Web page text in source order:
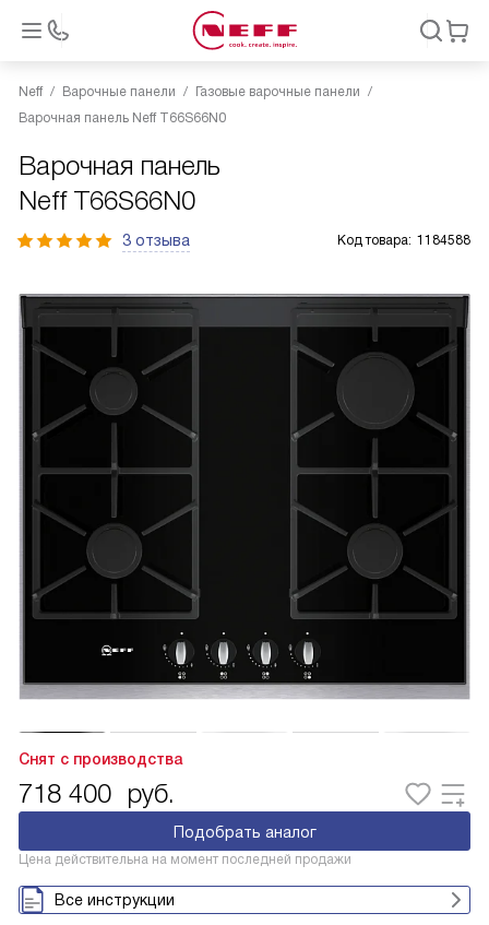
Neff Варочные панели
Газовые варочные панели
Варочная панель Neff T66S66N0
Варочная панель
Neff T66S66N0
3 отзыва Код товара: 1184588
Снят с производства
718 400 руб.
Подобрать аналог
Цена действительна на момент последней продажи
Все инструкции